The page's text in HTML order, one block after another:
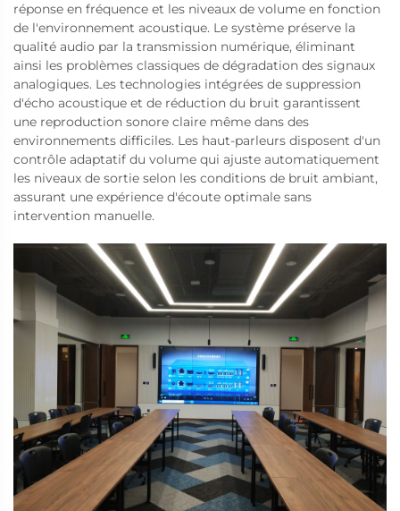
réponse en fréquence et les niveaux de volume en fonction
de l'environnement acoustique. Le système préserve la
qualité audio par la transmission numérique, éliminant
ainsi les problèmes classiques de dégradation des signaux
analogiques. Les technologies intégrées de suppression
d'écho acoustique et de réduction du bruit garantissent
une reproduction sonore claire même dans des
environnements difficiles. Les haut-parleurs disposent d'un
contrôle adaptatif du volume qui ajuste automatiquement
les niveaux de sortie selon les conditions de bruit ambiant,
assurant une expérience d'écoute optimale sans
intervention manuelle.